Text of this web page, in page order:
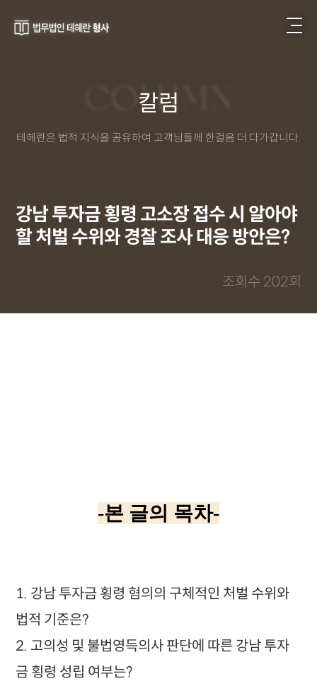
COLUMN
칼럼
테헤란은 법적 지식을 공유하여 고객님들께 한걸음 더 다가갑니다.
강남 투자금 횡령 고소장 접수 시 알아야
할 처벌 수위와 경찰 조사 대응 방안은?
조회수 202회
-본 글의 목차-
1. 강남 투자금 횡령 혐의의 구체적인 처벌 수위와
법적 기준은?
2. 고의성 및 불법영득의사 판단에 따른 강남 투자
금 횡령 성립 여부는?